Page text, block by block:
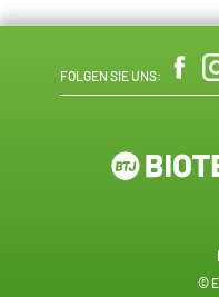
FOLGEN SIE UNS:
©